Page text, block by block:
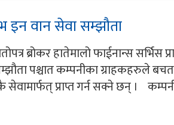
इन वान सेवा सम्झौता
ब्रोकर हातेमालो फाईनान्स सर्भिस
पश्चात कम्पनीका ग्राहकहरुले बचत
प्राप्त गर्न सक्ने छन् ।